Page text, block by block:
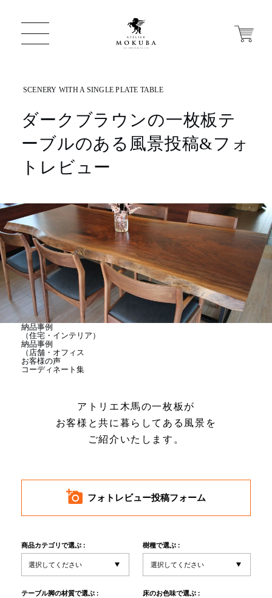
ONLINE STORE
店舗から探す
一枚板 ATELIER MOKUBA HOME
MOKUBA について
商品情報
直営店
イベント
WEBカタログ
新入荷情報
INFORMATION
ダークブラウンの一枚板テ
ーブルのある風景投稿&フォ
トレビュー
納品事例
（住宅・インテリア）
納品事例
（店舗・オフィス
お客様の声
コーディネート集
アトリエ木馬の一枚板が
お客様と共に暮らしてある風景を
ご紹介いたします。
フォトレビュー投稿フォーム
商品カテゴリで選ぶ : 樹種で選ぶ :
テーブル脚の材質で選ぶ : 床のお色味で選ぶ :